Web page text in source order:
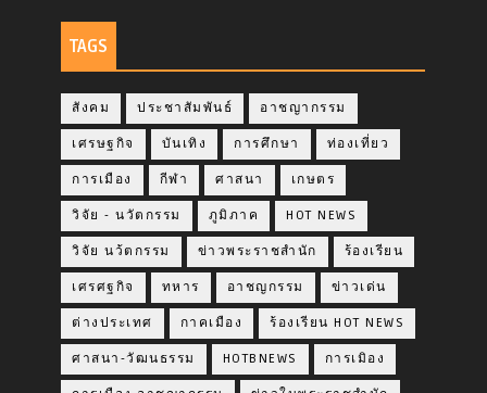
TAGS
สังคม ประชาสัมพันธ์ อาชญากรรม
เศรษฐกิจ บันเทิง การศึกษา ท่องเที่ยว
การเมือง กีฬา ศาสนา เกษตร
วิจัย - นวัตกรรม ภูมิภาค HOT NEWS
วิจัย นว้ตกรรม ข่าวพระราชสำนัก ร้องเรียน
เศรศฐกิจ ทหาร อาชญกรรม ข่าวเด่น
ต่างประเทศ กาคเมือง ร้องเรียน HOT NEWS
ศาสนา-วัฒนธรรม HOTBNEWS การเมิอง